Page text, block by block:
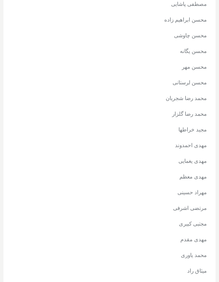
مصطفی پاشایی
محسن ابراهیم زاده
محسن چاوشی
محسن یگانه
محسن مهر
محسن لرستانی
محمد رضا شجریان
محمد رضا گلزار
مجید خراطها
مهدی احمدوند
مهدی یغمایی
مهدی معظم
مهراد حسینی
مرتضی اشرفی
مجتبی کبیری
مهدی مقدم
محمد یاوری
میثاق راد